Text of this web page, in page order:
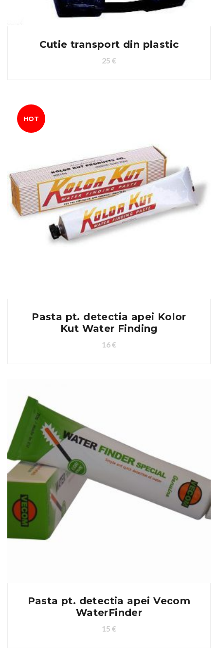
Cutie transport din plastic
25 €
HOT
Pasta pt. detectia apei Kolor
Kut Water Finding
16€
Pasta pt. detectia apei Vecom
WaterFinder
15 €